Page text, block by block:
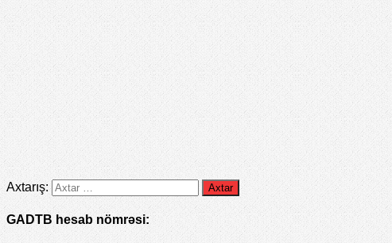
Axtarış:
GADTB hesab nömrəsi: